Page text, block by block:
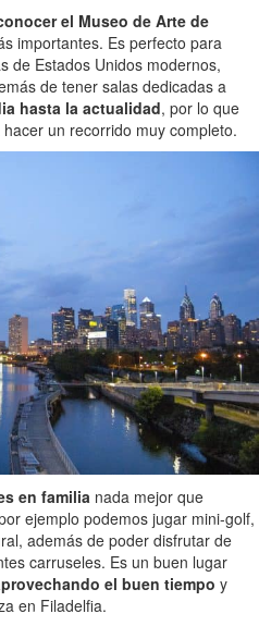
el Museo de Arte de
importantes. Es perfecto para
de Estados Unidos modernos,
de tener salas dedicadas a
hasta la actualidad, por lo que
un recorrido muy completo.
en familia nada mejor que
ejemplo podemos jugar mini-golf,
además de poder disfrutar de
carruseles. Es un buen lugar
el buen tiempo y
en Filadelfia.